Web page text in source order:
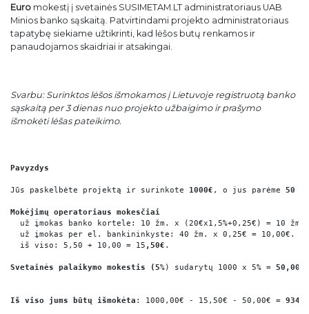
Euro mokestį į svetainės SUSIMETAM.LT administratoriaus UAB
Minios banko sąskaitą. Patvirtindami projekto administratoriaus
tapatybę siekiame užtikrinti, kad lėšos butų renkamos ir
panaudojamos skaidriai ir atsakingai.
Svarbu: Surinktos lėšos išmokamos į Lietuvoje registruotą banko
sąskaitą per 3 dienas nuo projekto užbaigimo ir prašymo
išmokėti lėšas pateikimo.
Pavyzdys
Jūs paskelbėte projektą ir surinkote 1000€ , o jus parėme 50
už įmokas banko kortele: 10 žm. x (20€x1,5%+0,25€) = 10 žm.
iš viso: 5,50 + 10,00 = 15 ,50€ .
Svetainės palaikymo mokestis (5%) sudarytų 1000 x 5% = 50,00€
Iš viso jums būtų išmokėta : 1000,00€ - 15,50€ - 50,00€ =